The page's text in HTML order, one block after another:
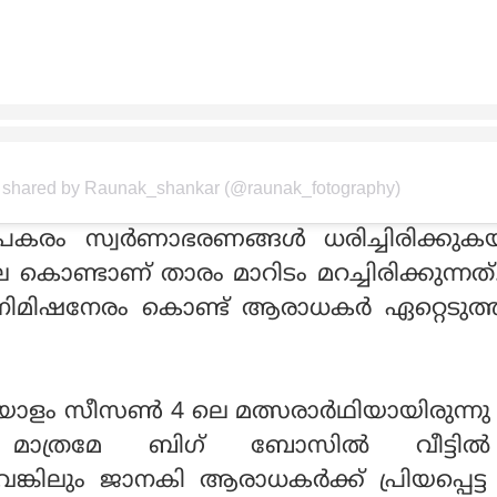
shared by Raunak_shankar (@raunak_fotography)
സ്വര്‍ണാഭരണങ്ങള്‍
താരം മാറിടം
കൊണ്ട് ആരാധകര്‍
സീസണ്‍ 4 ലെ മത്സരാര്‍ഥിയായിരുന്നു
ബിഗ് ബോസില്‍
ജാനകി ആരാധകര്‍ക്ക്